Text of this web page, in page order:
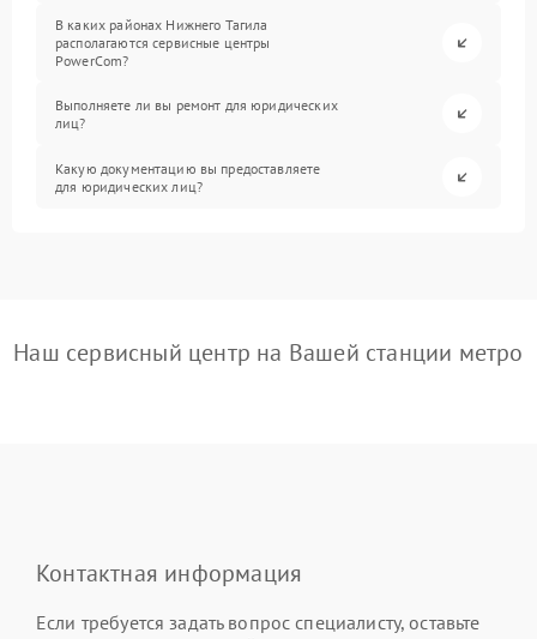
В каких районах Нижнего Тагила
располагаются сервисные центры
PowerCom?
Выполняете ли вы ремонт для юридических
лиц?
Какую документацию вы предоставляете
для юридических лиц?
Наш сервисный центр на Вашей станции метро
Контактная информация
Если требуется задать вопрос специалисту, оставьте